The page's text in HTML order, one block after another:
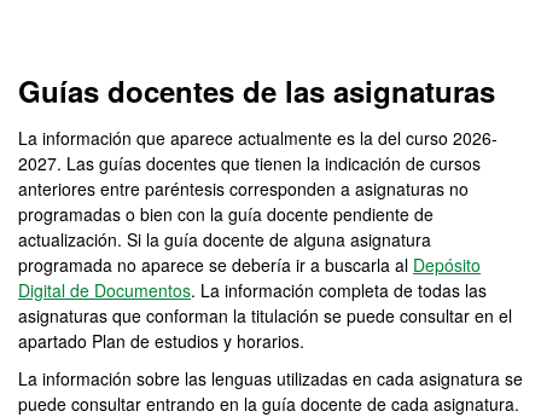
Guías docentes de las asignaturas
La información que aparece actualmente es la del curso 2026-
2027. Las guías docentes que tienen la indicación de cursos
anteriores entre paréntesis corresponden a asignaturas no
programadas o bien con la guía docente pendiente de
actualización. Si la guía docente de alguna asignatura
programada no aparece se debería ir a buscarla al Depósito
Digital de Documentos. La información completa de todas las
asignaturas que conforman la titulación se puede consultar en el
apartado Plan de estudios y horarios.
La información sobre las lenguas utilizadas en cada asignatura se
puede consultar entrando en la guía docente de cada asignatura.